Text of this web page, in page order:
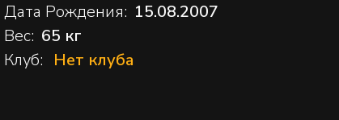
Дата Рождения: 15.08.2007
Вес: 65 кг
Клуб: Нет клуба